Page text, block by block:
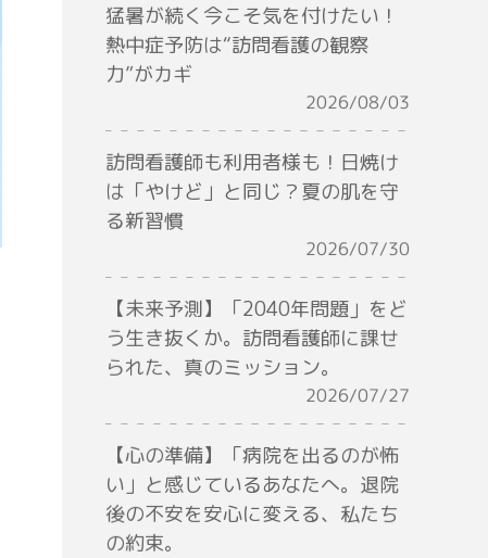
猛暑が続く今こそ気を付けたい！
熱中症予防は“訪問看護の観察
力”がカギ
2026/08/03
訪問看護師も利用者様も！日焼け
は「やけど」と同じ？夏の肌を守
る新習慣
2026/07/30
【未来予測】「2040年問題」をど
う生き抜くか。訪問看護師に課せ
られた、真のミッション。
2026/07/27
【心の準備】「病院を出るのが怖
い」と感じているあなたへ。退院
後の不安を安心に変える、私たち
の約束。